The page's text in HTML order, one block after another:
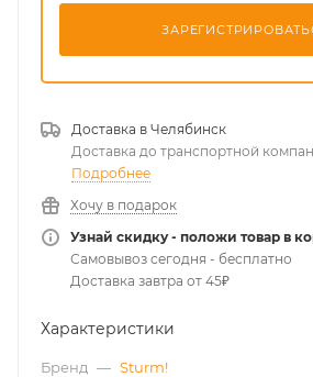
Доставка в Челябинск
Доставка до транспортной
Подробнее
Хочу в подарок
Узнай скидку - положи товар в
Самовывоз сегодня - бесплатно
Доставка завтра от 45₽
Характеристики
Бренд — Sturm!